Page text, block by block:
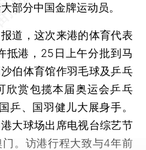
部分中国金牌运动员。
，这次来港的体育代表
抵港，25日上午分批到马
伯体育馆作羽毛球及乒乓
欣赏包揽本届奥运会乒乓
乒、国羽健儿大展身手。
大球场出席电视台综艺节
。访港行程大致与4年前